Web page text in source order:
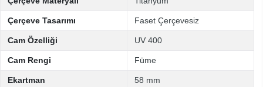
Çerçeve Tasarımı Faset Çerçevesiz
Cam Özelliği UV 400
Cam Rengi Füme
Ekartman 58 mm